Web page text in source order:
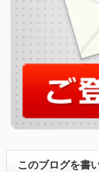
このブログを書